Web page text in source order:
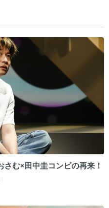
さむ×田中圭コンビの再来！